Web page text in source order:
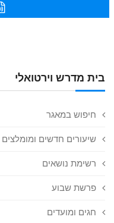
בית מדרש וירטואלי
חיפוש במאגר
שיעורים חדשים ומומלצים
רשימת נושאים
פרשת שבוע
חגים ומועדים